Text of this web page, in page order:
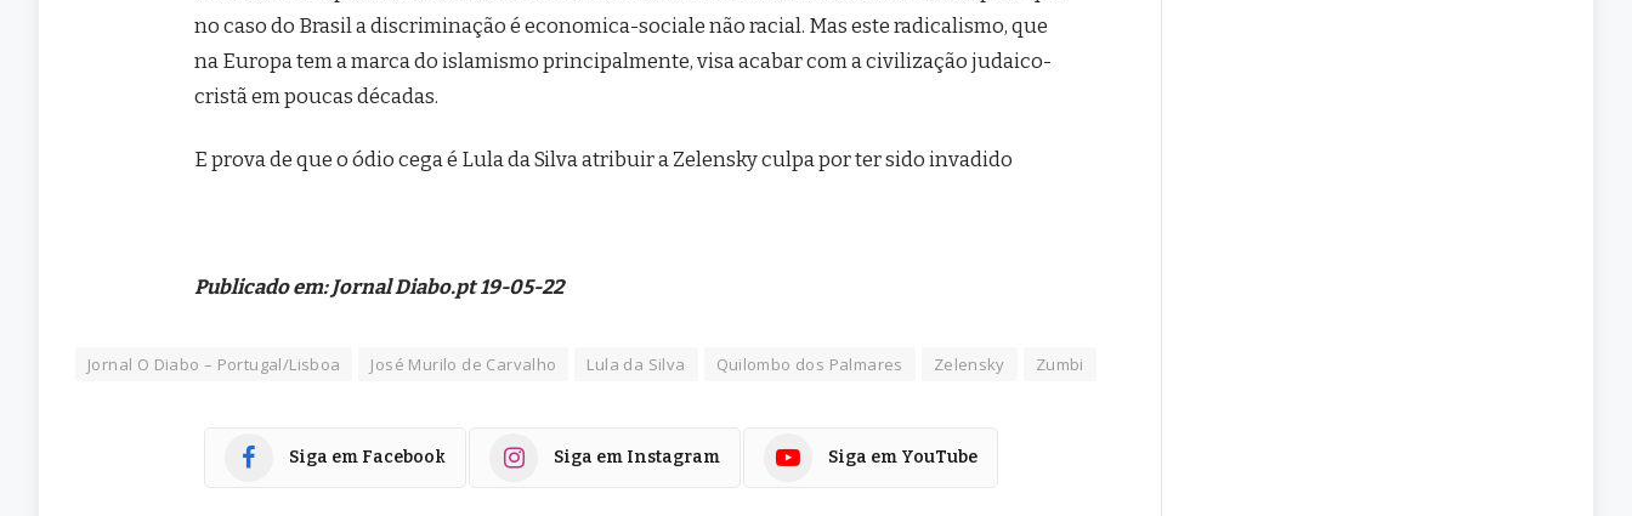
no caso do Brasil a discriminação é economica-sociale não racial. Mas este radicalismo, que
na Europa tem a marca do islamismo principalmente, visa acabar com a civilização judaico-
cristã em poucas décadas.
E prova de que o ódio cega é Lula da Silva atribuir a Zelensky culpa por ter sido invadido
Publicado em: Jornal Diabo.pt 19-05-22
Jornal O Diabo – Portugal/Lisboa José Murilo de Carvalho Lula da Silva Quilombo dos Palmares Zelensky Zumbi
Siga em Facebook Siga em Instagram Siga em YouTube